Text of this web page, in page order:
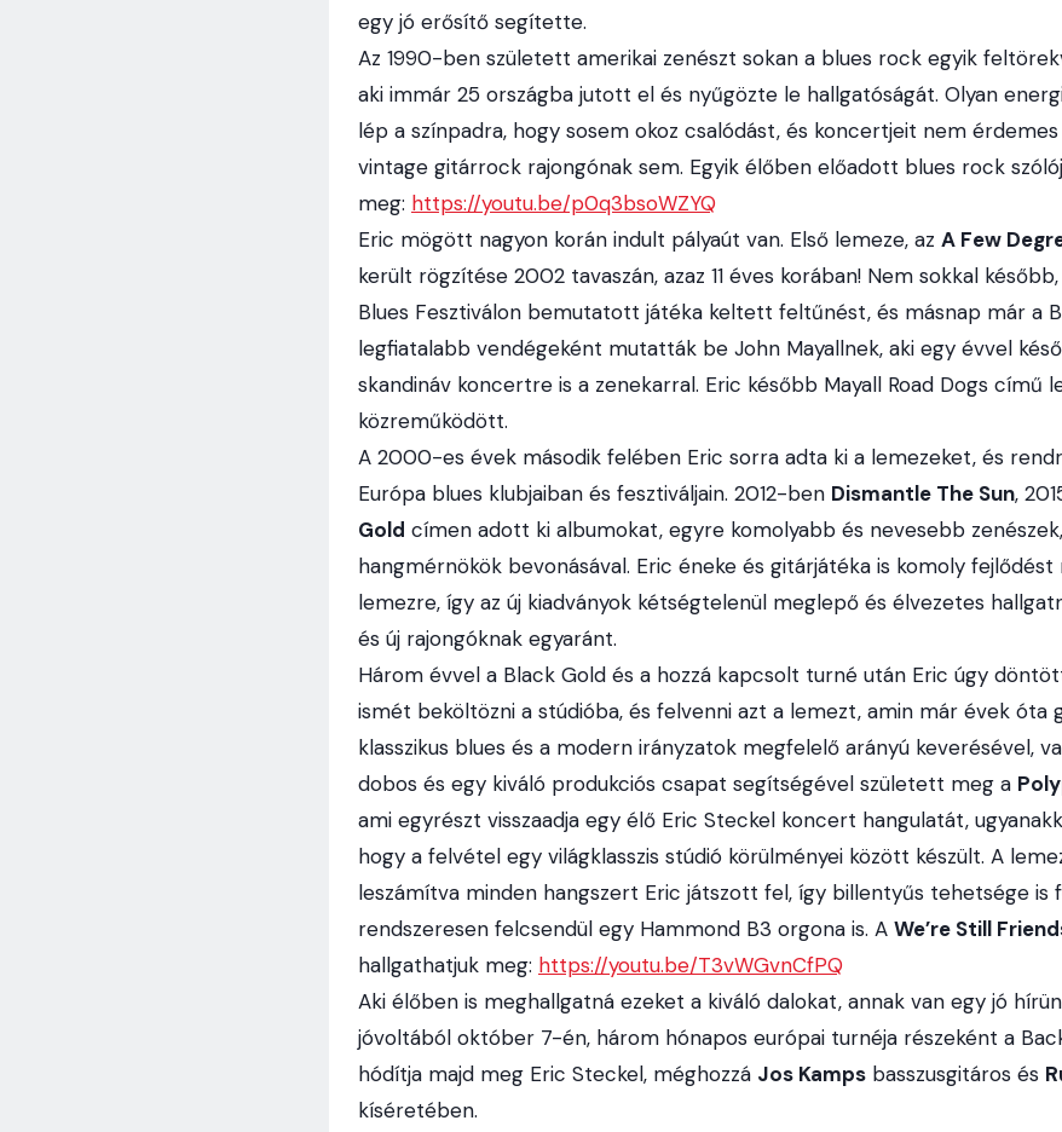
egy jó erősítő segítette.
Az 1990-ben született amerikai zenészt sokan a blues rock egyik
aki immár 25 országba jutott el és nyűgözte le hallgatóságát. Olyan
lép a színpadra, hogy sosem okoz csalódást, és koncertjeit nem
vintage gitárrock rajongónak sem. Egyik élőben előadott blues rock
meg: https://youtu.be/p0q3bsoWZYQ
Eric mögött nagyon korán indult pályaút van. Első lemeze, az A Few
került rögzítése 2002 tavaszán, azaz 11 éves korában! Nem sokkal
Blues Fesztiválon bemutatott játéka keltett feltűnést, és másnap már a
legfiatalabb vendégeként mutatták be John Mayallnek, aki egy évvel
skandináv koncertre is a zenekarral. Eric később Mayall Road Dogs című
közreműködött.
A 2000-es évek második felében Eric sorra adta ki a lemezeket, és
Európa blues klubjaiban és fesztiváljain. 2012-ben Dismantle The Sun,
Gold címen adott ki albumokat, egyre komolyabb és nevesebb
hangmérnökök bevonásával. Eric éneke és gitárjátéka is komoly
lemezre, így az új kiadványok kétségtelenül meglepő és élvezetes
és új rajongóknak egyaránt.
Három évvel a Black Gold és a hozzá kapcsolt turné után Eric úgy
ismét beköltözni a stúdióba, és felvenni azt a lemezt, amin már évek óta
klasszikus blues és a modern irányzatok megfelelő arányú keverésével,
dobos és egy kiváló produkciós csapat segítségével született meg a
ami egyrészt visszaadja egy élő Eric Steckel koncert hangulatát,
hogy a felvétel egy világklasszis stúdió körülményei között készült. A
leszámítva minden hangszert Eric játszott fel, így billentyűs tehetsége is
rendszeresen felcsendül egy Hammond B3 orgona is. A We’re Still
hallgathatjuk meg: https://youtu.be/T3vWGvnCfPQ
Aki élőben is meghallgatná ezeket a kiváló dalokat, annak van egy jó
jóvoltából október 7-én, három hónapos európai turnéja részeként a
hódítja majd meg Eric Steckel, méghozzá Jos Kamps basszusgitáros és
kíséretében.